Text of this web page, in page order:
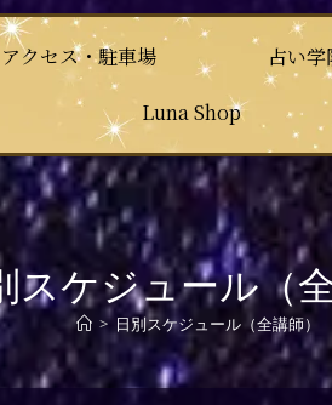
アクセス・駐車場 占い学
Luna Shop
スケジュール（
> 日別スケジュール（全講師）